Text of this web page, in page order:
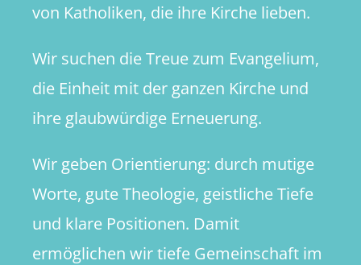
von Katholiken, die ihre Kirche lieben.
Wir suchen die Treue zum Evangelium,
die Einheit mit der ganzen Kirche und
ihre glaubwürdige Erneuerung.
Wir geben Orientierung: durch mutige
Worte, gute Theologie, geistliche Tiefe
und klare Positionen. Damit
ermöglichen wir tiefe Gemeinschaft im